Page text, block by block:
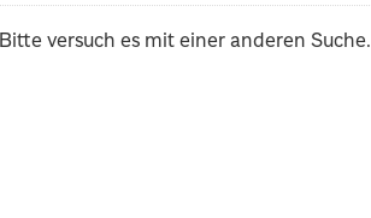
Bitte versuch es mit einer anderen Suche.